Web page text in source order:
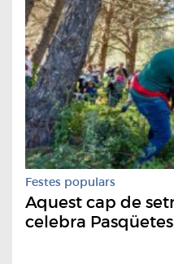
Festes populars
Aquest cap de
celebra Pasqüetes